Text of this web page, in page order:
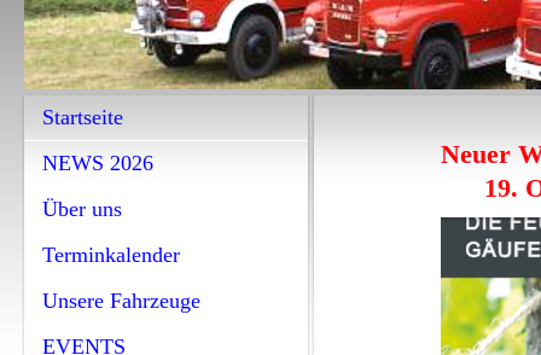
Startseite
NEWS 2026
Über uns
Terminkalender
Unsere Fahrzeuge
EVENTS
Neuer
19.